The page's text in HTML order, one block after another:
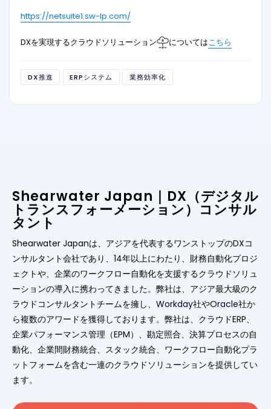
https://netsuite1.sw-lp.com/
DXを実現するクラウドソリューション についてはこちら
DX推進 ERPシステム 業務効率化
Shearwater Japan｜DX（デジタル
トランスフォーメーション）コンサル
タント
Shearwater Japanは、アジアを代表するワンストップのDXコ
ンサルタント会社であり、14年以上にわたり、財務自動化プロジ
ェクトや、企業のワークフロー自動化を支援するクラウドソリュ
ーションの導入に携わってきました。弊社は、アジア最大級のク
ラウドコンサルタントチームを擁し、 Workday社やOracle社か
ら複数のアワードを獲得しております。弊社は、クラウドERP、
企業パフォーマンス管理（EPM）、勘定照合、決算プロセスの自
動化、企業間財務統合、スタック統合、ワークフロー自動化プラ
ットフォームを含む一連のクラウドソリューションを提供してい
ます。